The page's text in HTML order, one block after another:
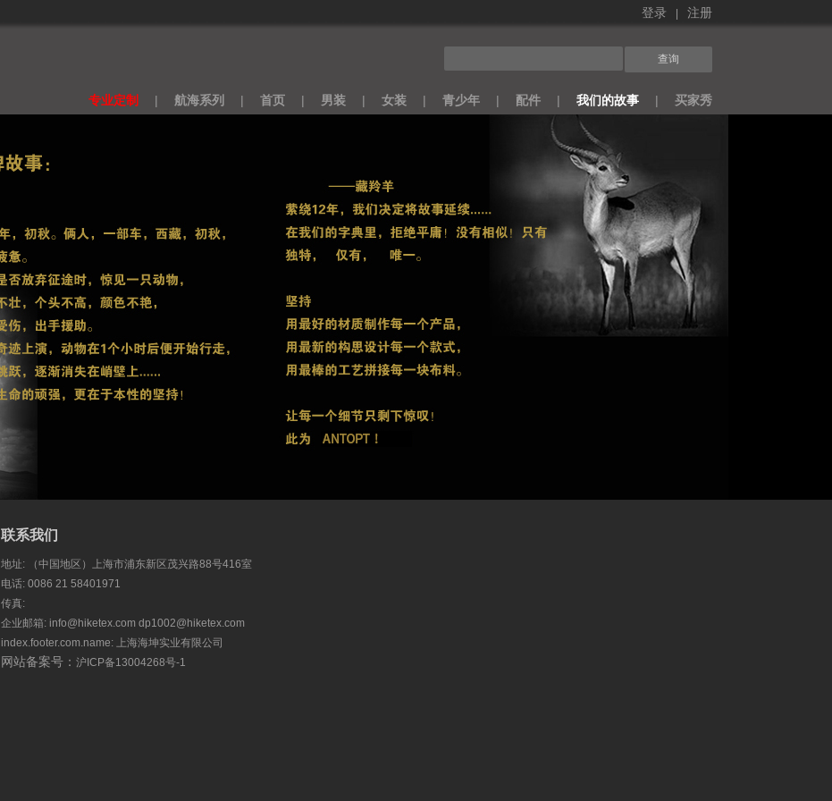
登录 注册
专业定制 | 航海系列 | 首页 | 男装 | 女装 | 青少年 | 配件 | 我们的故事 | 买家秀
联系我们
地址: （中国地区）上海市浦东新区茂兴路88号416室
电话: 0086 21 58401971
传真:
企业邮箱: info@hiketex.com dp1002@hiketex.com
index.footer.com.name: 上海海坤实业有限公司
网站备案号： 沪ICP备13004268号-1